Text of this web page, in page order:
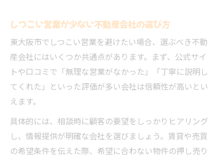
しつこい営業が少ない不動産会社の選び方
東大阪市でしつこい営業を避けたい場合、選ぶべき不動
産会社にはいくつか共通点があります。まず、公式サイ
トや口コミで「無理な営業がなかった」「丁寧に説明し
てくれた」といった評価が多い会社は信頼性が高いとい
えます。
具体的には、相談時に顧客の要望をしっかりヒアリング
し、情報提供が明確な会社を選びましょう。賃貸や売買
の希望条件を伝えた際、希望に合わない物件の押し売り